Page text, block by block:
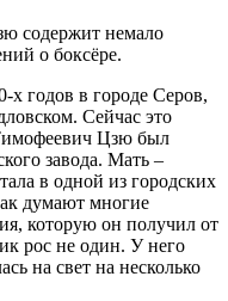
содержит немало
о боксёре.
х годов в городе Серов,
Сейчас это
Цзю был
завода. Мать –
в одной из городских
думают многие
которую он получил от
рос не один. У него
на свет на несколько